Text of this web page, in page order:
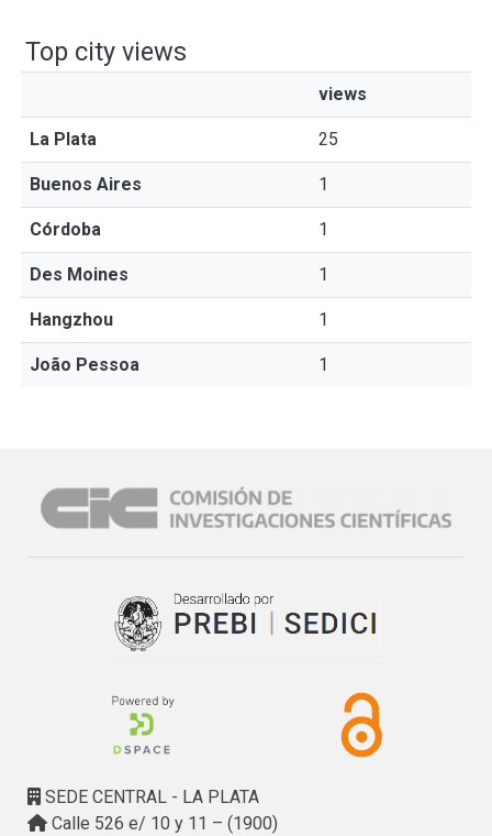
Top city views
views
La Plata 25
Buenos Aires 1
Córdoba 1
Des Moines 1
Hangzhou 1
João Pessoa 1
SEDE CENTRAL - LA PLATA
Calle 526 e/ 10 y 11 – (1900)